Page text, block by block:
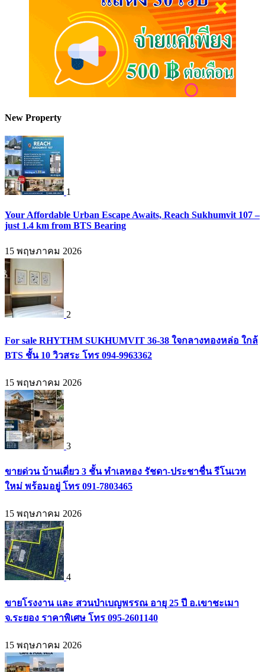
New Property
1
Your Affordable Urban Escape Awaits, Reach Sukhumvit 107 –
just 1.4 km from BTS Bearing
15 พฤษภาคม 2026
2
For sale RHYTHM SUKHUMVIT 36-38 ใจกลางทองหล่อ ใกล้
BTS ชั้น 10 วิวสระ โทร 094-9963362
15 พฤษภาคม 2026
3
ขายด่วน บ้านเดี่ยว 3 ชั้น ทำเลทอง รัชดา-ประชาชื่น รีโนเวท
ใหม่ พร้อมอยู่ โทร 091-7803465
15 พฤษภาคม 2026
4
ขายโรงงาน และ สวนป่าเบญพรรณ อายุ 25 ปี อ.เขาชะเมา
จ.ระยอง ราคาพิเศษ โทร 095-2601140
15 พฤษภาคม 2026